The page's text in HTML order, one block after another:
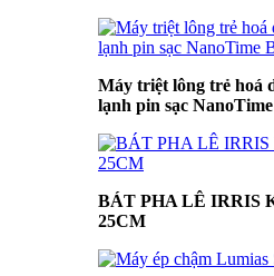
Máy triệt lông trẻ hoá
lạnh pin sạc
BÁT PHA LÊ IRRIS
25CM